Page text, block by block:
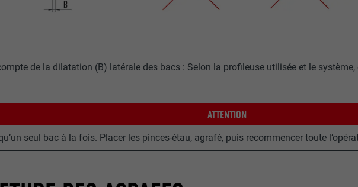
de la dilatation (B) latérale des bacs : Selon la profileuse utilisée et le système,
ATTENTION
seul bac à la fois. Placer les pinces-étau, agrafé, puis recommencer toute